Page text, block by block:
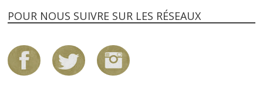
POUR NOUS SUIVRE SUR LES RÉSEAUX